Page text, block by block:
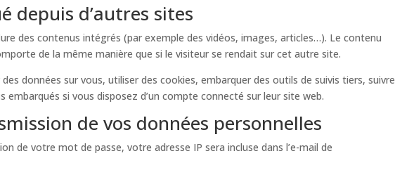
depuis d’autres sites
des contenus intégrés (par exemple des vidéos, images, articles…). Le contenu
de la même manière que si le visiteur se rendait sur cet autre site.
données sur vous, utiliser des cookies, embarquer des outils de suivis tiers, suivre
embarqués si vous disposez d’un compte connecté sur leur site web.
de vos données personnelles
de votre mot de passe, votre adresse IP sera incluse dans l’e-mail de